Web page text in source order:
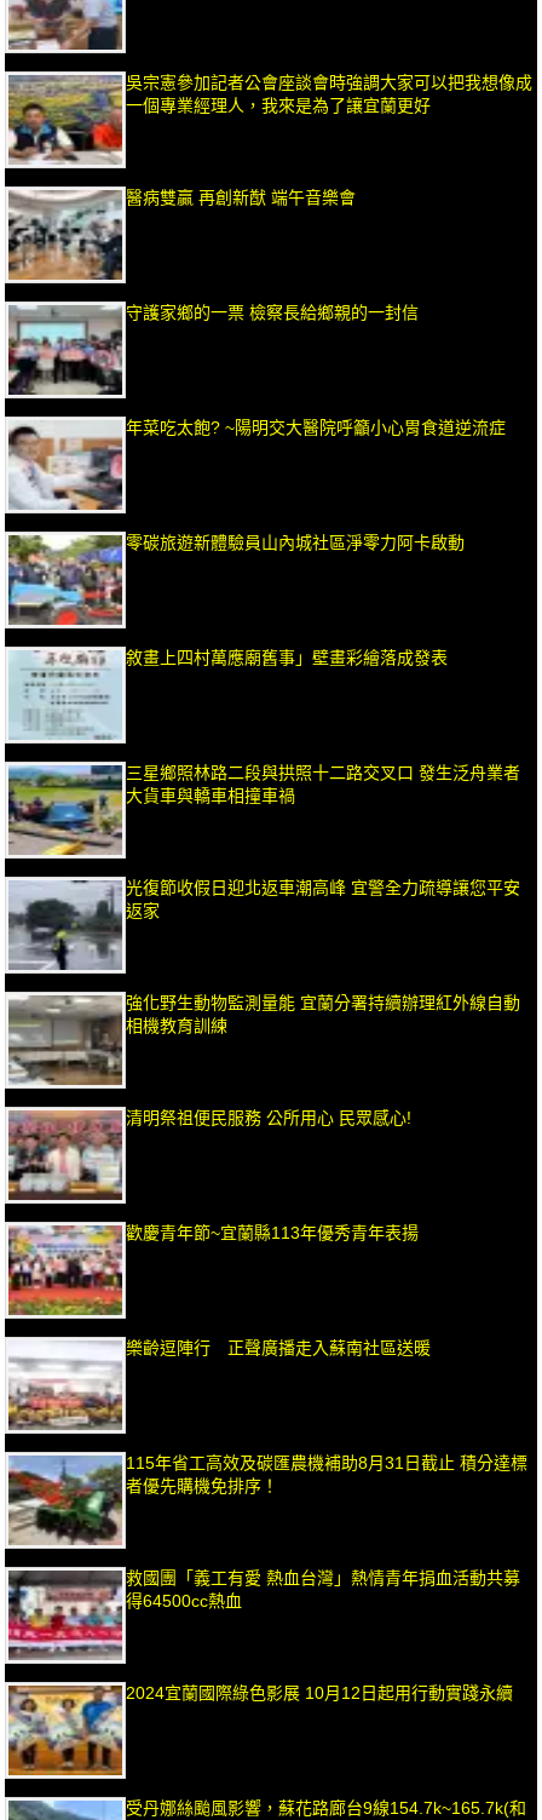
吳宗憲參加記者公會座談會時強調大家可以把我想像成
一個專業經理人，我來是為了讓宜蘭更好
醫病雙贏 再創新猷 端午音樂會
守護家鄉的一票 檢察長給鄉親的一封信
年菜吃太飽? ~陽明交大醫院呼籲小心胃食道逆流症
零碳旅遊新體驗員山內城社區淨零力阿卡啟動
敘畫上四村萬應廟舊事」壁畫彩繪落成發表
三星鄉照林路二段與拱照十二路交叉口 發生泛舟業者
大貨車與轎車相撞車禍
光復節收假日迎北返車潮高峰 宜警全力疏導讓您平安
返家
強化野生動物監測量能 宜蘭分署持續辦理紅外線自動
相機教育訓練
清明祭祖便民服務 公所用心 民眾感心!
歡慶青年節~宜蘭縣113年優秀青年表揚
樂齡逗陣行 正聲廣播走入蘇南社區送暖
115年省工高效及碳匯農機補助8月31日截止 積分達標
者優先購機免排序！
救國團「義工有愛 熱血台灣」熱情青年捐血活動共募
得64500cc熱血
2024宜蘭國際綠色影展 10月12日起用行動實踐永續
受丹娜絲颱風影響，蘇花路廊台9線154.7k~165.7k(和